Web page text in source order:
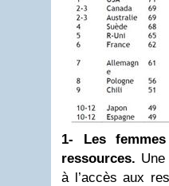
1- Les
ressources.
à l’accès aux